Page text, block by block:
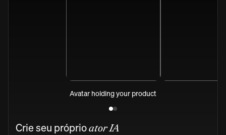
Avatar holding your product
Crie seu próprioator IA